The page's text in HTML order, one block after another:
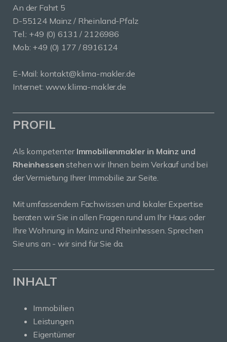
An der Fahrt 5
D-55124 Mainz / Rheinland-Pfalz
Tel.: +49 (0) 6131 / 2126986
Mob: +49 (0) 177 / 8916124
E-Mail: kontakt@klima-makler.de
Internet: www.klima-makler.de
PROFIL
Als kompetenter Immobilienmakler in Mainz und
Rheinhessen stehen wir Ihnen beim Verkauf und bei
der Vermietung Ihrer Immobilie zur Seite.
Mit umfassendem Fachwissen und lokaler Expertise
beraten wir Sie in allen Fragen rund um Ihr Haus oder
Ihre Wohnung in Mainz und Rheinhessen. Sprechen
Sie uns an - wir sind für Sie da.
INHALT
Immobilien
Leistungen
Eigentümer